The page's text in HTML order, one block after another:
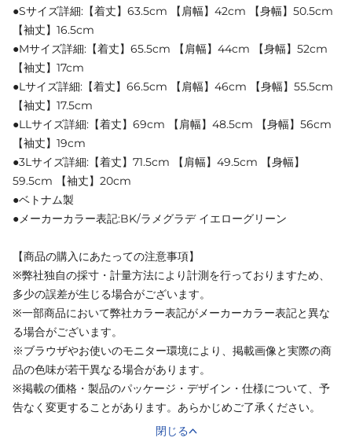
●Sサイズ詳細:【着丈】63.5cm 【肩幅】42cm 【身幅】50.5cm
【袖丈】16.5cm
●Mサイズ詳細:【着丈】65.5cm 【肩幅】44cm 【身幅】52cm
【袖丈】17cm
●Lサイズ詳細:【着丈】66.5cm 【肩幅】46cm 【身幅】55.5cm
【袖丈】17.5cm
●LLサイズ詳細:【着丈】69cm 【肩幅】48.5cm 【身幅】56cm
【袖丈】19cm
●3Lサイズ詳細:【着丈】71.5cm 【肩幅】49.5cm 【身幅】
59.5cm 【袖丈】20cm
●ベトナム製
●メーカーカラー表記:BK/ラメグラデ イエローグリーン
【商品の購入にあたっての注意事項】
※弊社独自の採寸・計量方法により計測を行っておりますため、
多少の誤差が生じる場合がございます。
※一部商品において弊社カラー表記がメーカーカラー表記と異な
る場合がございます。
※ブラウザやお使いのモニター環境により、掲載画像と実際の商
品の色味が若干異なる場合があります。
※掲載の価格・製品のパッケージ・デザイン・仕様について、予
告なく変更することがあります。あらかじめご了承ください。
閉じる